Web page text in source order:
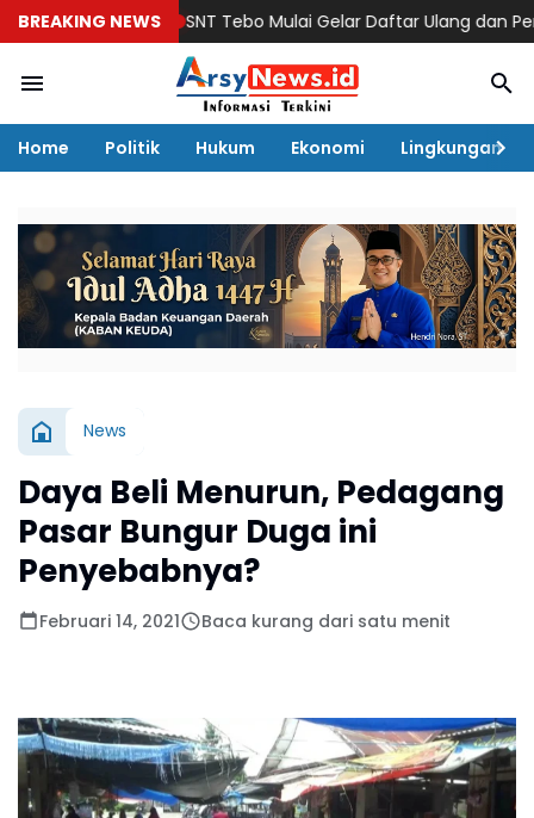
BREAKING NEWSSNT Tebo Mulai Gelar Daftar Ulang dan
Home Politik Hukum Ekonomi Lingkungan
News
Daya Beli Menurun, Pedagang
Pasar Bungur Duga ini
Penyebabnya?
Februari 14, 2021 Baca kurang dari satu menit